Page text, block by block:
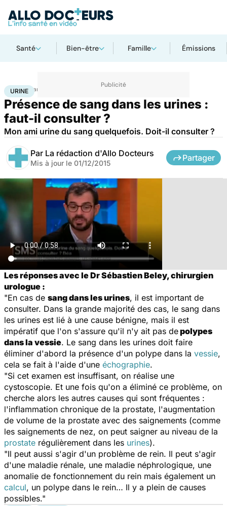
Santé Bien-être Famille Émissions
Accueil Santé
URINE
Présence de sang dans les urines :
faut-il consulter ?
Mon ami urine du sang quelquefois. Doit-il consulter ?
Par La rédaction d'Allo Docteurs
Mis à jour le 01/12/2015
Partager
Les réponses avec le Dr Sébastien Beley, chirurgien
urologue :
"En cas de sang dans les urines, il est important de
consulter. Dans la grande majorité des cas, le sang dans
les urines est lié à une cause bénigne, mais il est
impératif que l'on s'assure qu'il n'y ait pas depolypes
dans la vessie. Le sang dans les urines doit faire
éliminer d'abord la présence d'un polype dans la vessie,
cela se fait à l'aide d'une échographie.
"Si cet examen est insuffisant, on réalise une
cystoscopie. Et une fois qu'on a éliminé ce problème, on
cherche alors les autres causes qui sont fréquentes :
l'inflammation chronique de la prostate, l'augmentation
de volume de la prostate avec des saignements (comme
les saignements de nez, on peut saigner au niveau de la
prostate régulièrement dans les urines).
"Il peut aussi s'agir d'un problème de rein. Il peut s'agir
d'une maladie rénale, une maladie néphrologique, une
anomalie de fonctionnement du rein mais également un
calcul, un polype dans le rein… Il y a plein de causes
possibles."